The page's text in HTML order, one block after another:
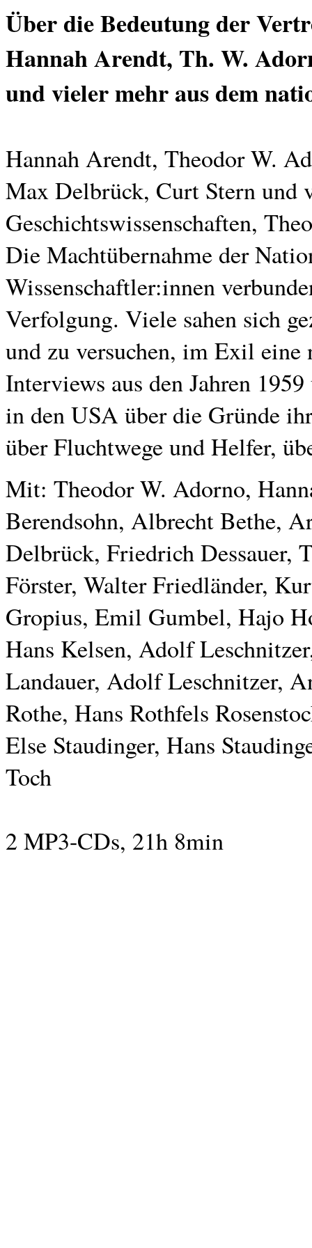
Über die Bedeutung der
Hannah Arendt, Th. W.
und vieler mehr aus dem
Hannah Arendt, Theodor W.
Max Delbrück, Curt Stern und
Geschichtswissenschaften,
Die Machtübernahme der
Wissenschaftler:innen
Verfolgung. Viele sahen sich
und zu versuchen, im Exil eine
Interviews aus den Jahren
in den USA über die Gründe
über Fluchtwege und Helfer,
Mit: Theodor W. Adorno,
Berendsohn, Albrecht Bethe,
Delbrück, Friedrich
Förster, Walter Friedländer,
Gropius, Emil Gumbel, Hajo
Hans Kelsen, Adolf
Landauer, Adolf Leschnitzer,
Rothe, Hans Rothfels
Else Staudinger, Hans
Toch
2 MP3-CDs, 21h 8min